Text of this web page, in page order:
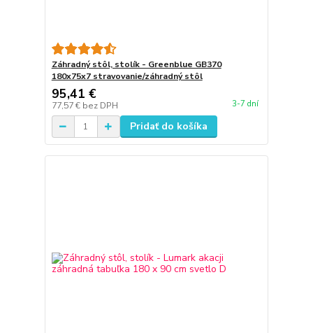
Záhradný stôl, stolík - Greenblue GB370
180x75x7 stravovanie/záhradný stôl
95,41 €
77,57 € bez DPH 3-7 dní
Pridať do košíka